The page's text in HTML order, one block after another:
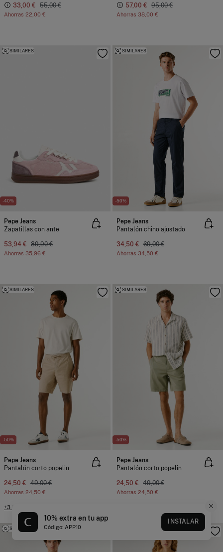
33,00 € 55,00 €
Ahorras 22,00 €
57,00 € 95,00 €
Ahorras 38,00 €
-40%
SIMILARES
Pepe Jeans
Zapatillas con ante
53,94 € 89,90 €
Ahorras 35,96 €
-50%
SIMILARES
Pepe Jeans
Pantalón chino ajustado
34,50 € 69,00 €
Ahorras 34,50 €
-50%
SIMILARES
Pepe Jeans
Pantalón corto popelin
24,50 € 49,00 €
Ahorras 24,50 €
+3 Colores
-50%
SIMILARES
Pepe Jeans
Pantalón corto popelin
24,50 € 49,00 €
Ahorras 24,50 €
SIMILARES
10% extra en tu app
Código: APP10
INSTALAR